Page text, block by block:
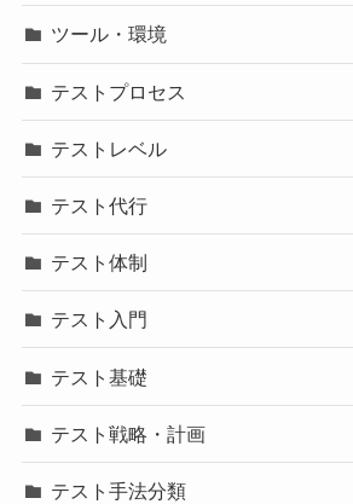
ツール・環境
テストプロセス
テストレベル
テスト代行
テスト体制
テスト入門
テスト基礎
テスト戦略・計画
テスト手法分類